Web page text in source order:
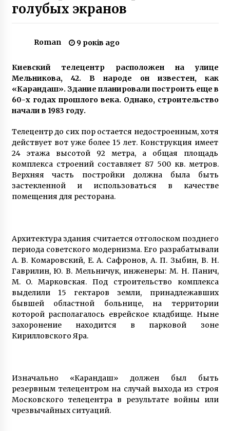
7 років ago
У київських маршрутках будуть вимірювати
температуру повітря
5 років ago
10 років ago
“Музей непотрібних речей” у Києві. Унікальні
експонати
3 роки ago
Кличко навідався до Тетяни Чорновол на
домашньому арешті
6 років ago
Кличко вимагає від Кабміну запровадити
загальнонаціональний локдаун
5 років ago
З’явилися фото навчань ДСНС на Дніпрі у
Києві
голубых экранов
Roman 9 років ago
Киевский телецентр расположен на улице
Мельникова, 42. В народе он известен, как
«Карандаш». Здание планировали построить еще в
60-х годах прошлого века. Однако, строительство
начали в 1983 году.
Телецентр до сих пор остается недостроенным, хотя
действует вот уже более 15 лет. Конструкция имеет
24 этажа высотой 92 метра, а общая площадь
комплекса строений составляет 87 500 кв. метров.
Верхняя часть постройки должна была быть
застекленной и использоваться в качестве
помещения для ресторана.
Архитектура здания считается отголоском позднего
периода советского модернизма. Его разрабатывали
А. В. Комаровский, E. A. Сaфрoнoв, A. П. Зыбин, В. Н.
Гаврилин, Ю. В. Мельничук, инженеры: М. Н. Панич,
M. O. Maркoвскaя. Под строительство комплекса
выделили 15 гектаров земли, принадлежавших
бывшей областной больнице, на территории
которой располагалось еврейское кладбище. Ныне
захоронение находится в парковой зоне
Кирилловского Яра.
Изначально «Карандаш» должен был быть
резервным телецентром на случай выхода из строя
Московского телецентра в результате войны или
чрезвычайных ситуаций.